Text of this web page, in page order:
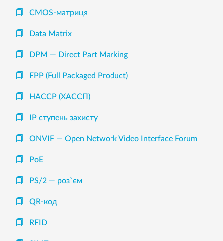
CMOS-матриця
Data Matrix
DPM — Direct Part Marking
FPP (Full Packaged Product)
HACCP (ХАССП)
IP ступень захисту
ONVIF — Open Network Video Interface Forum
PoE
PS/2 — роз`єм
QR-код
RFID